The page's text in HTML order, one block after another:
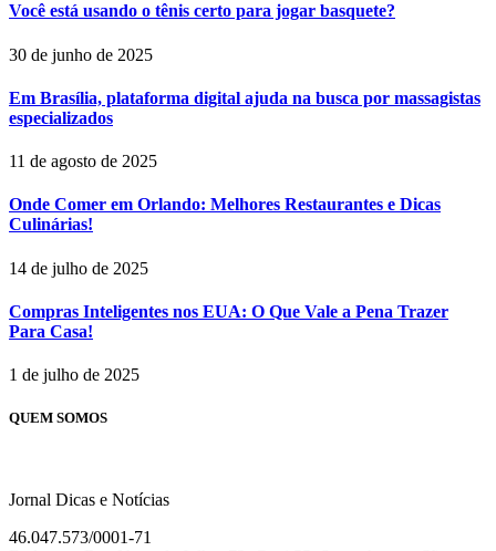
Você está usando o tênis certo para jogar basquete?
30 de junho de 2025
Em Brasília, plataforma digital ajuda na busca por massagistas
especializados
11 de agosto de 2025
Onde Comer em Orlando: Melhores Restaurantes e Dicas
Culinárias!
14 de julho de 2025
Compras Inteligentes nos EUA: O Que Vale a Pena Trazer
Para Casa!
1 de julho de 2025
QUEM SOMOS
Jornal Dicas e Notícias
46.047.573/0001-71